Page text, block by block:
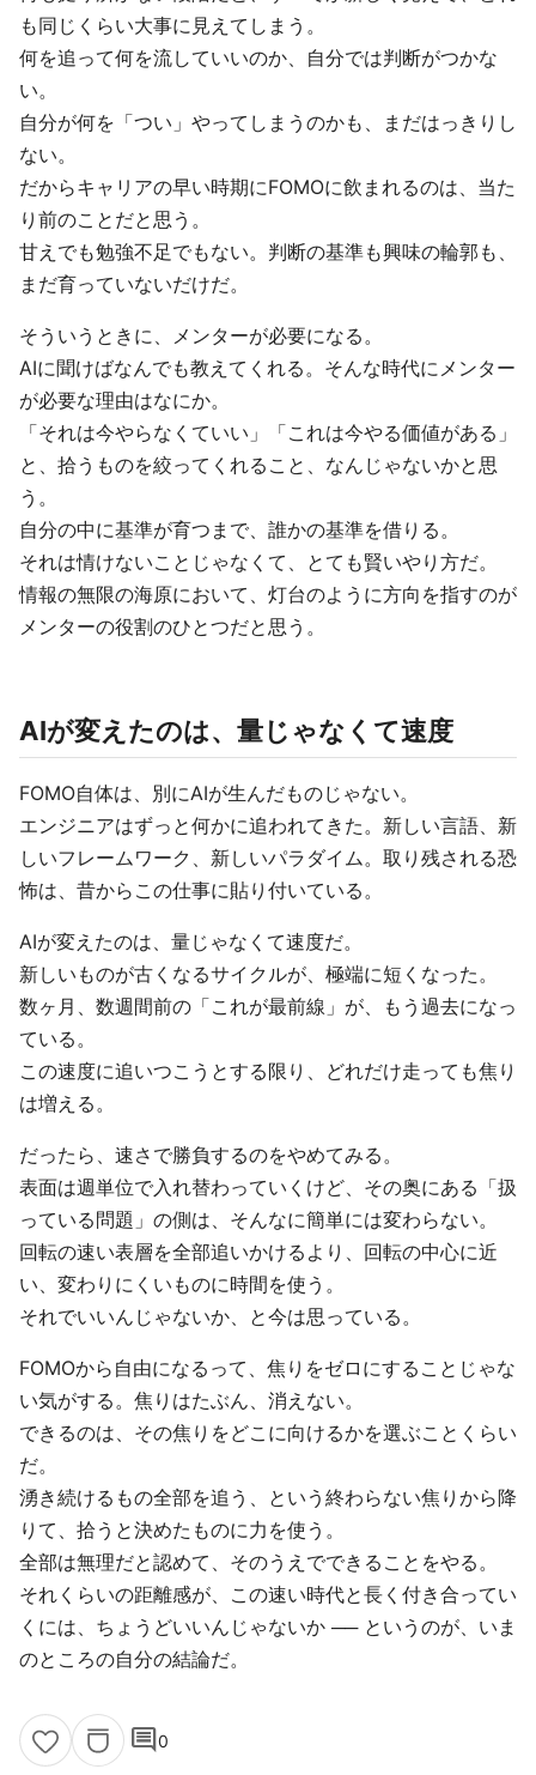
も同じくらい大事に見えてしまう。
何を追って何を流していいのか、自分では判断がつかな
い。
自分が何を「つい」やってしまうのかも、まだはっきりし
ない。
だからキャリアの早い時期にFOMOに飲まれるのは、当た
り前のことだと思う。
甘えでも勉強不足でもない。判断の基準も興味の輪郭も、
まだ育っていないだけだ。
そういうときに、メンターが必要になる。
AIに聞けばなんでも教えてくれる。そんな時代にメンター
が必要な理由はなにか。
「それは今やらなくていい」「これは今やる価値がある」
と、拾うものを絞ってくれること、なんじゃないかと思
う。
自分の中に基準が育つまで、誰かの基準を借りる。
それは情けないことじゃなくて、とても賢いやり方だ。
情報の無限の海原において、灯台のように方向を指すのが
メンターの役割のひとつだと思う。
AIが変えたのは、量じゃなくて速度
FOMO自体は、別にAIが生んだものじゃない。
エンジニアはずっと何かに追われてきた。新しい言語、新
しいフレームワーク、新しいパラダイム。取り残される恐
怖は、昔からこの仕事に貼り付いている。
AIが変えたのは、量じゃなくて速度だ。
新しいものが古くなるサイクルが、極端に短くなった。
数ヶ月、数週間前の「これが最前線」が、もう過去になっ
ている。
この速度に追いつこうとする限り、どれだけ走っても焦り
は増える。
だったら、速さで勝負するのをやめてみる。
表面は週単位で入れ替わっていくけど、その奥にある「扱
っている問題」の側は、そんなに簡単には変わらない。
回転の速い表層を全部追いかけるより、回転の中心に近
い、変わりにくいものに時間を使う。
それでいいんじゃないか、と今は思っている。
FOMOから自由になるって、焦りをゼロにすることじゃな
い気がする。焦りはたぶん、消えない。
できるのは、その焦りをどこに向けるかを選ぶことくらい
だ。
湧き続けるもの全部を追う、という終わらない焦りから降
りて、拾うと決めたものに力を使う。
全部は無理だと認めて、そのうえでできることをやる。
それくらいの距離感が、この速い時代と長く付き合ってい
くには、ちょうどいいんじゃないか ── というのが、いま
のところの自分の結論だ。
comment0